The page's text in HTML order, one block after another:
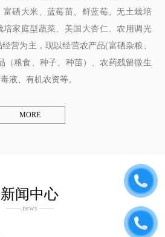
硒大米、蓝莓苗、鲜蓝莓、无土栽培
家庭型蔬菜、美国大杏仁、农用调光
营为主，现以经营农产品(富硒杂粮、
（粮食、种子、种苗）、农药残留微生
液、有机农资等。
MORE
新闻中心
—— news ——